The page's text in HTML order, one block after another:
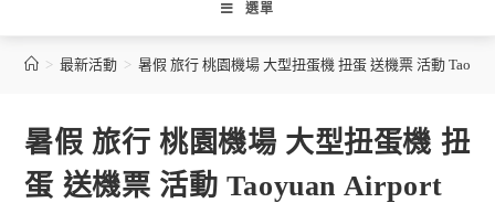
選單
> 最新活動 > 暑假 旅行 桃園機場 大型扭蛋機 扭蛋 送機票 活動
暑假 旅行 桃園機場 大型扭蛋機 扭
蛋 送機票 活動 Taoyuan Airport